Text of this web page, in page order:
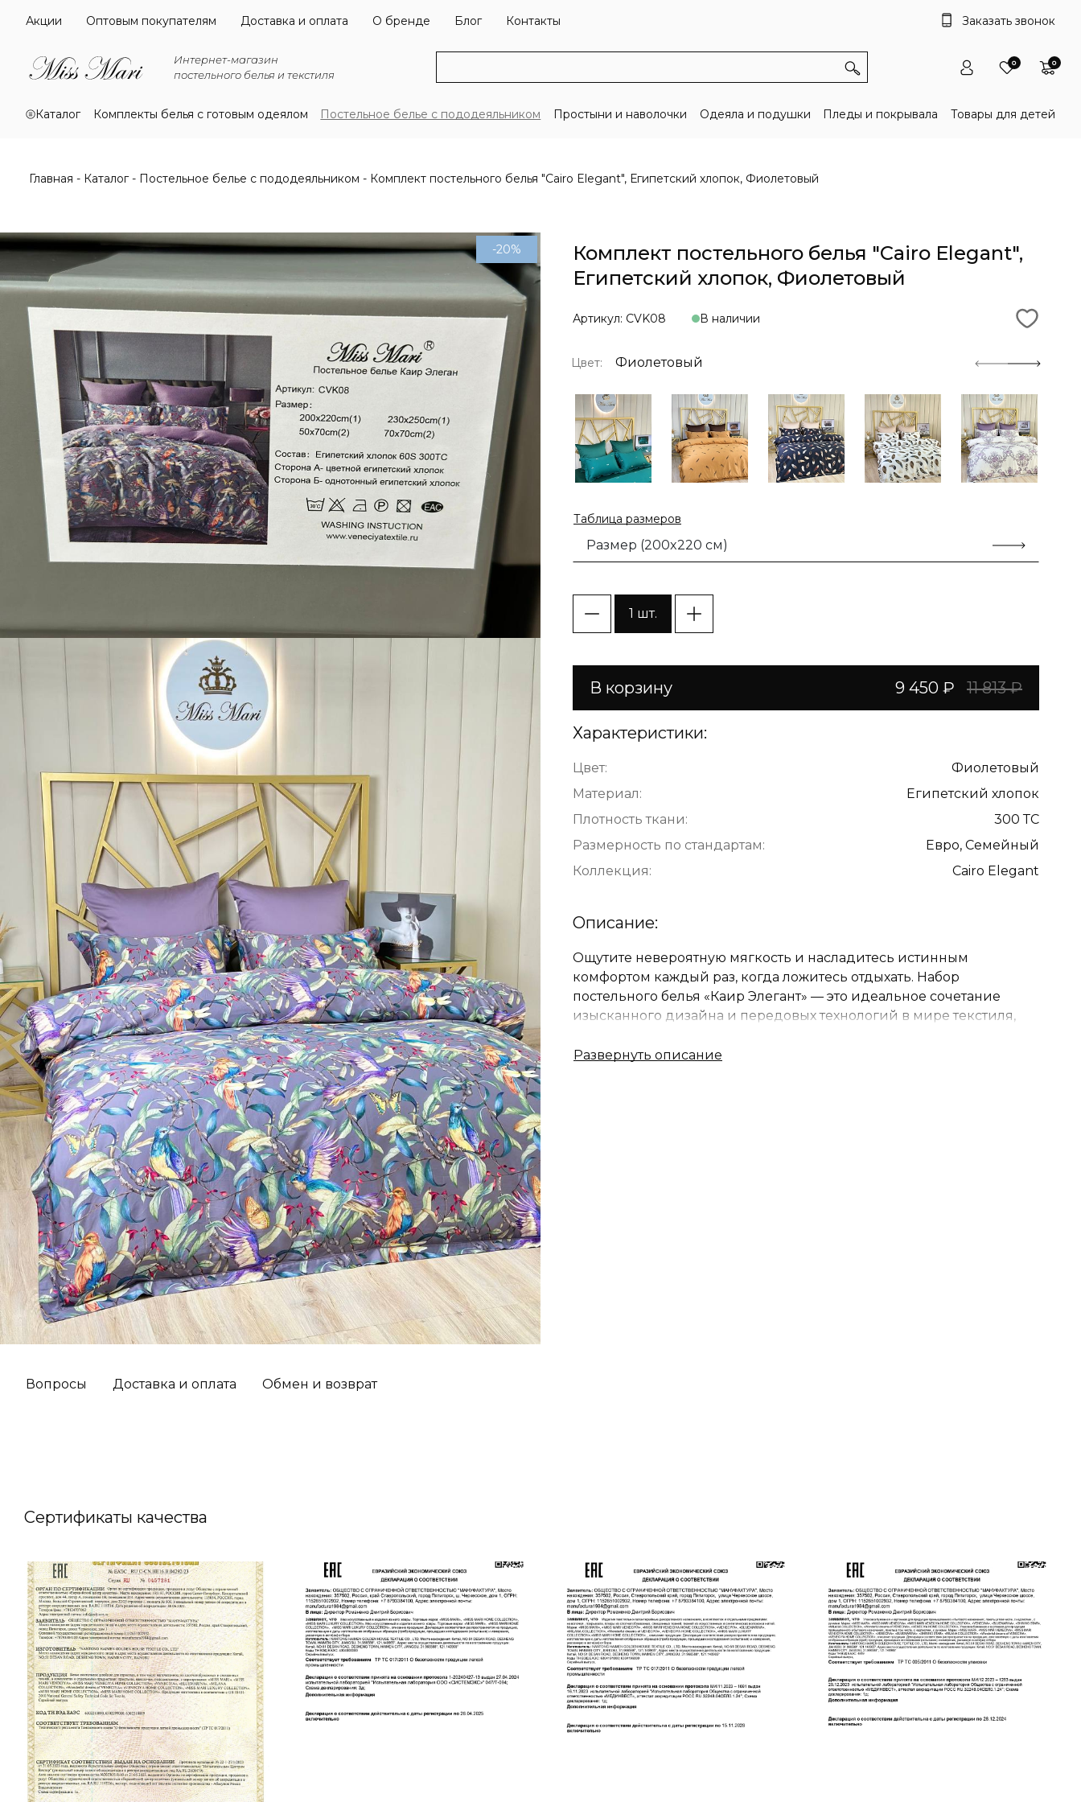
Акции Оптовым покупателям Доставка и оплата О бренде Блог Контакты Заказать звонок
Интернет-магазин
постельного белья и текстиля
0 0
Каталог Комплекты белья с готовым одеялом Постельное белье с пододеяльником Простыни и наволочки Одеяла и подушки Пледы и покрывала Товары для детей
Главная Каталог Постельное белье с пододеяльником Комплект постельного белья "Cairo Elegant", Египетский хлопок, Фиолетовый
-20%
Комплект постельного белья "Cairo Elegant",
Египетский хлопок, Фиолетовый
Артикул: CVK08 В наличии
Цвет: Фиолетовый
Таблица размеров
Размер (200x220 см)
1 шт.
В корзину 9 450 ₽ 11 813 ₽
Характеристики:
Цвет:
Фиолетовый
Материал:
Египетский хлопок
Плотность ткани:
300 ТС
Размерность по стандартам:
Евро, Семейный
Коллекция:
Cairo Elegant
Описание:
Ощутите невероятную мягкость и насладитесь истинным
комфортом каждый раз, когда ложитесь отдыхать. Набор
постельного белья «Каир Элегант» — это идеальное сочетание
изысканного дизайна и передовых технологий в мире текстиля,
Натуральный египетский хлопок 60s с плотностью 300 TC:
Вопросы Доставка и оплата Обмен и возврат
Сертификаты качества